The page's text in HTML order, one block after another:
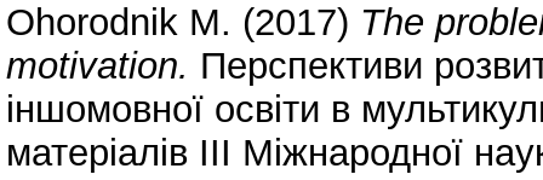
Ohorodnik M. (2017) The
motivation. Перспективи
іншомовної освіти в
матеріалів ІІІ Міжнародної